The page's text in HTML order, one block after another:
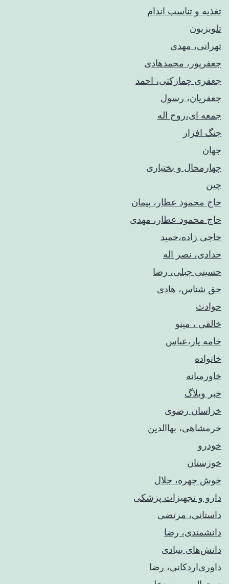
تغذیه و تناسب اندام
تلویزیون
تهرانی، مهدی
جعفرپور، محمدهادی
جعفری چمازکتی، احمد
جعفریان، رسول
جمعه ای،روح اله
جنگ افزار
جهان
چهارمحال و بختیاری
چین
حاج محمود عطار، پیمان
حاج محمود عطار، مهدی
حاجی زاده،حمید
حدادی، نصر اله
حسینی جبلی، رضا
حق شناس، هادی
حوادث
خالقی ، مینو
خامه یار،عباس
خانواده
خاورمیانه
خبر وبلاگ
خراسان رضوی
خرمشاهی، بهاالدین
خودرو
خوزستان
خوش چهره، جلال
دارو و تجهیزات پزشکی
داستانی، مرتضی
دانشمندی، رضا
دانش‌های بنیادی
داوری‌اردکانی، رضا